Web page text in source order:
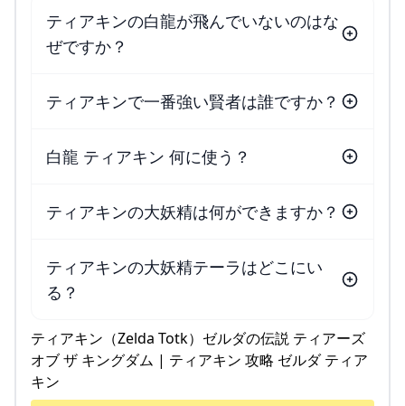
ティアキンの白龍が飛んでいないのはな
ぜですか？
ティアキンで一番強い賢者は誰ですか？
白龍 ティアキン 何に使う？
ティアキンの大妖精は何ができますか？
ティアキンの大妖精テーラはどこにい
る？
ティアキン（Zelda Totk）ゼルダの伝説 ティアーズ
オブ ザ キングダム | ティアキン 攻略 ゼルダ ティア
キン